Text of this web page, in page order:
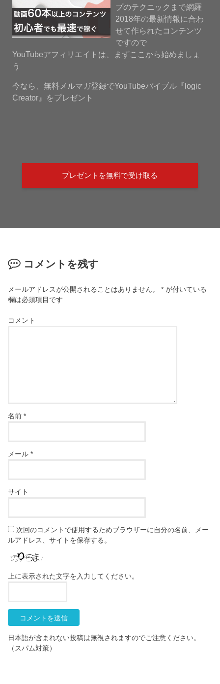
プのテクニックまで網羅
2018年の最新情報に合わ
せて作られたコンテンツ
ですので
YouTubeアフィリエイトは、まずここから始めましょ
う
今なら、無料メルマガ登録でYouTubeバイブル『logic
Creator』をプレゼント
プレゼントを無料で受け取る
コメントを残す
メールアドレスが公開されることはありません。 * が付いている
欄は必須項目です
コメント
名前*
メール*
サイト
次回のコメントで使用するためブラウザーに自分の名前、メー
ルアドレス、サイトを保存する。
上に表示された文字を入力してください。
日本語が含まれない投稿は無視されますのでご注意ください。
（スパム対策）